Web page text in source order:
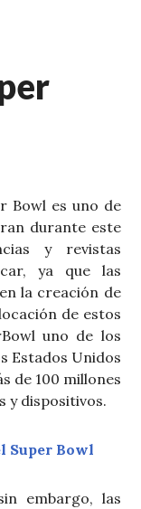
Bowl es uno de
durante este
y revistas
ya que las
la creación de
de estos
uno de los
Estados Unidos
de 100 millones
y dispositivos.
Super Bowl
embargo, las